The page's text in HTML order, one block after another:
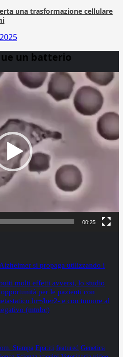
una trasformazione cellulare
un batterio
00:25
si propaga utilizzando i
molti effetti avversi, lo studio
per le pazienti con
hr+/her2- e con tumore al
(mtnbc)
Stampa Epatiti featured Genetica